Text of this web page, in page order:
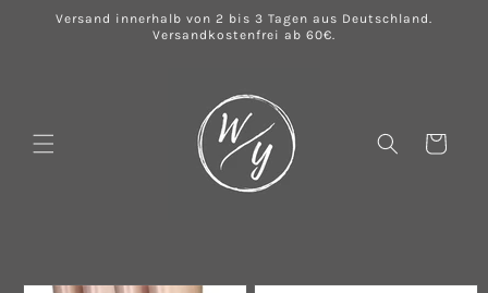
zumVersand innerhalb von 2 bis 3 Tagen aus Deutschland.
Versandkostenfrei ab 60€.
Warenkorb